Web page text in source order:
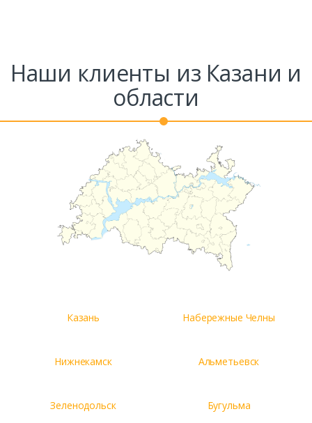
Наши клиенты из Казани и
области
Казань Набережные Челны
Нижнекамск Альметьевск
Зеленодольск Бугульма